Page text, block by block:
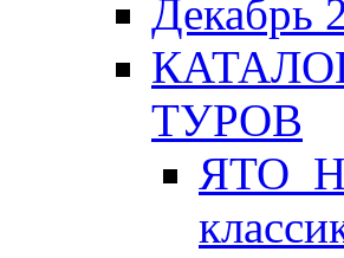
Декабрь
ТУРОВ